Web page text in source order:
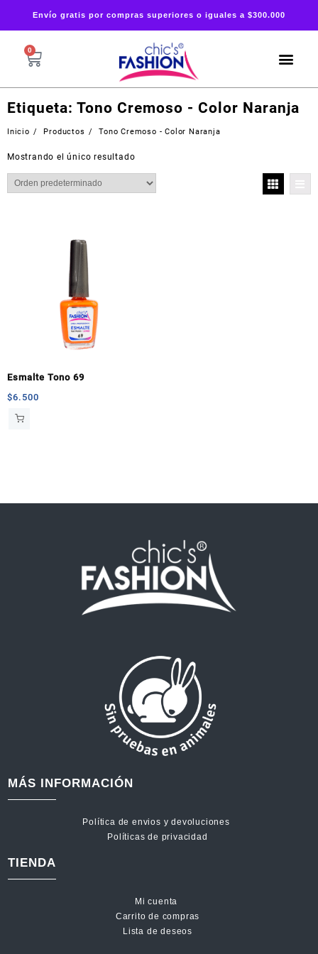
Envío gratis por compras superiores o iguales a $300.000
0
Etiqueta: Tono Cremoso - Color Naranja
Inicio Productos Tono Cremoso - Color Naranja
Mostrando el único resultado
Esmalte Tono 69
$6.500
MÁS INFORMACIÓN
Política de envios y devoluciones
Políticas de privacidad
TIENDA
Mi cuenta
Carrito de compras
Lista de deseos